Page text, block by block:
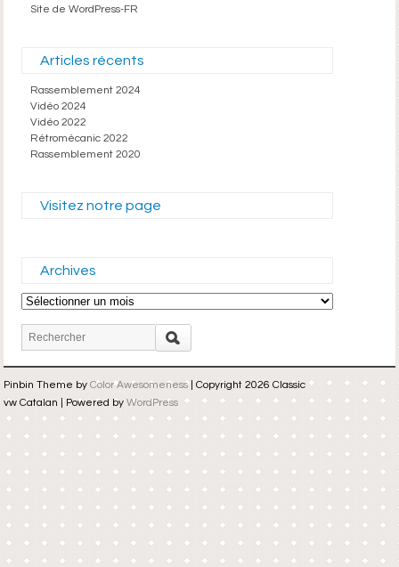
Site de WordPress-FR
Articles récents
Rassemblement 2024
Vidéo 2024
Vidéo 2022
Rétromécanic 2022
Rassemblement 2020
Visitez notre page
Archives
Archives
Pinbin Theme by Color Awesomeness| Copyright 2026 Classic
vw Catalan | Powered by WordPress